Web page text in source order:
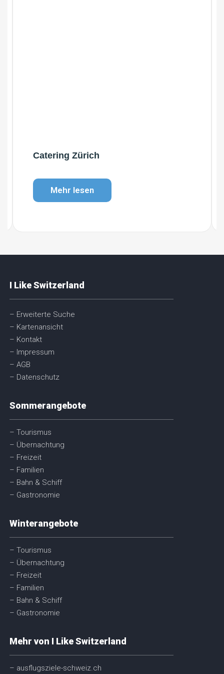
Catering Zürich
Mehr lesen
I Like Switzerland
– Erweiterte Suche
– Kartenansicht
– Kontakt
– Impressum
– AGB
– Datenschutz
Sommerangebote
– Tourismus
– Übernachtung
– Freizeit
– Familien
– Bahn & Schiff
– Gastronomie
Winterangebote
– Tourismus
– Übernachtung
– Freizeit
– Familien
– Bahn & Schiff
– Gastronomie
Mehr von I Like Switzerland
– ausflugsziele-schweiz.ch